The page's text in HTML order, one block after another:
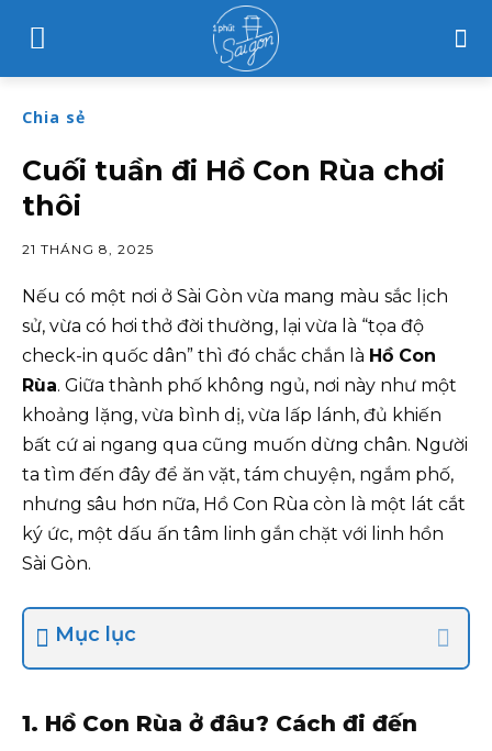
Chia sẻ
Cuối tuần đi Hồ Con Rùa chơi
thôi
21 THÁNG 8, 2025
Nếu có một nơi ở Sài Gòn vừa mang màu sắc lịch
sử, vừa có hơi thở đời thường, lại vừa là “tọa độ
check-in quốc dân” thì đó chắc chắn là Hồ Con
Rùa. Giữa thành phố không ngủ, nơi này như một
khoảng lặng, vừa bình dị, vừa lấp lánh, đủ khiến
bất cứ ai ngang qua cũng muốn dừng chân. Người
ta tìm đến đây để ăn vặt, tám chuyện, ngắm phố,
nhưng sâu hơn nữa, Hồ Con Rùa còn là một lát cắt
ký ức, một dấu ấn tâm linh gắn chặt với linh hồn
Sài Gòn.
Mục lục
1. Hồ Con Rùa ở đâu? Cách đi đến